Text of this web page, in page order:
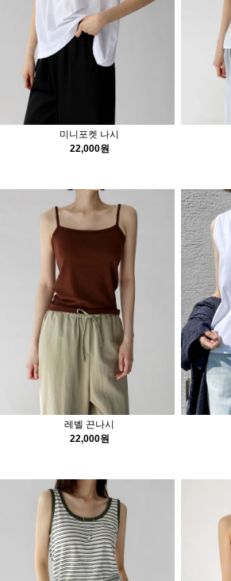
미니포켓 나시
22,000원
레벨 끈나시
22,000원